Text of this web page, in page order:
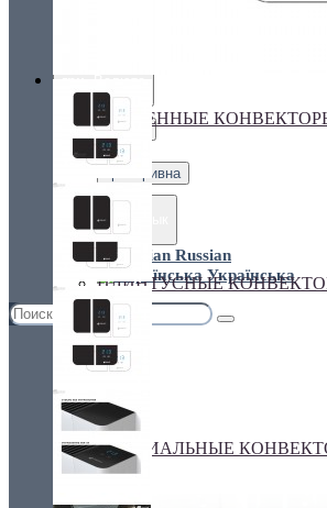
€ Euro
грн. Гривна
Russian
Українська
НАСТЕННЫЕ
ПЛИНТУСНЫЕ
СПЕЦИАЛЬНЫЕ